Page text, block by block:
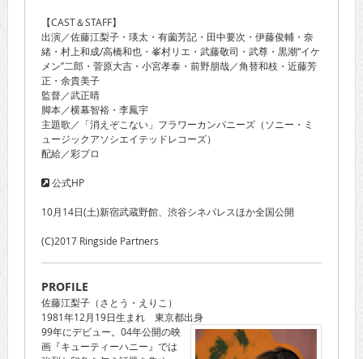
【CAST＆STAFF】
出演／佐藤江梨子・瑛太・有薗芳記・田中要次・伊藤俊輔・奈
緒・村上和成/高橋和也・峯村リエ・武藤敬司・武尊・黒潮“イケ
メン”二郎・菅原大吉・小宮孝泰・前野朋哉／角替和枝・近藤芳
正・余貴美子
監督／武正晴
脚本／横幕智裕・李鳳宇
主題歌／「消えぞこない」フラワーカンパニーズ（ソニー・ミ
ュージックアソシエイテッドレコーズ）
配給／彩プロ
公式HP
10月14日(土)新宿武蔵野館、渋谷シネパレスほか全国公開
(C)2017 Ringside Partners
PROFILE
佐藤江梨子（さとう・えりこ）
1981年12月19日生まれ 東京都出身
99年にデビュー。04年公開の映
画『キューティーハニー』では